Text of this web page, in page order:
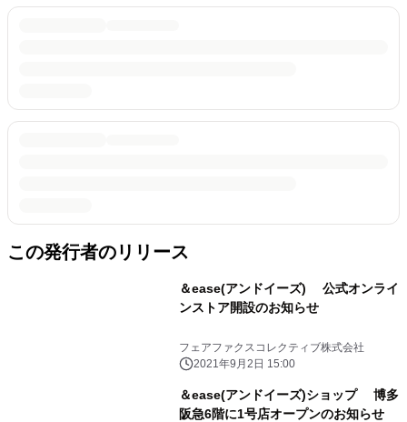
この発行者のリリース
＆ease(アンドイーズ) 公式オンライ
ンストア開設のお知らせ
フェアファクスコレクティブ株式会社
2021年9月2日 15:00
＆ease(アンドイーズ)ショップ 博多
阪急6階に1号店オープンのお知らせ